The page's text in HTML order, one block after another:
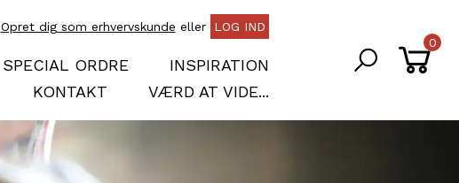
Opret dig som erhvervskunde eller LOG IND
SPECIAL ORDRE
INSPIRATION
KONTAKT
VÆRD AT VIDE...
0